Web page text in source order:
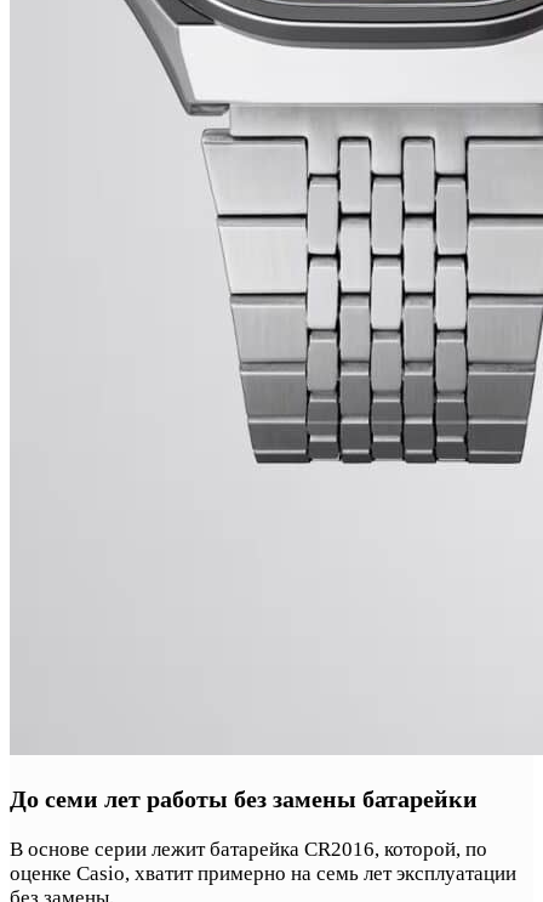
До семи лет работы без замены батарейки
В основе серии лежит батарейка CR2016, которой, по
оценке Casio, хватит примерно на семь лет эксплуатации
без замены.